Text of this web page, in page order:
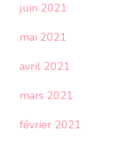
juin 2021
mai 2021
avril 2021
mars 2021
février 2021